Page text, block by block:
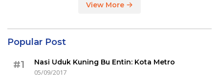
View More
Popular Post
#1
Nasi Uduk Kuning Bu Entin: Kota Metro
05/09/2017